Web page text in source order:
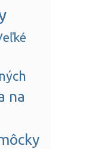
na